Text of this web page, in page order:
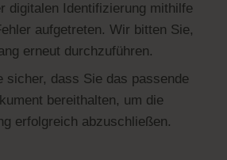
digitalen Identifizierung mithilfe
aufgetreten. Wir bitten Sie,
erneut durchzuführen.
sicher, dass Sie das passende
bereithalten, um die
erfolgreich abzuschließen.